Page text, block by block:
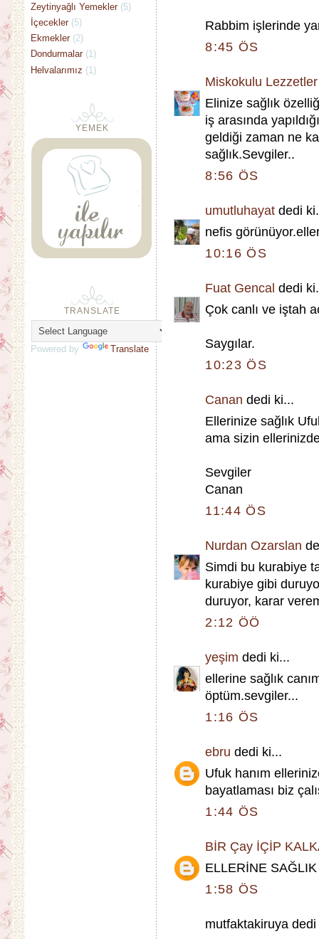
Rabbim işlerinde
8:45 ÖS
Miskokulu Lezzetler
Elinize sağlık
iş arasında
geldiği zaman ne
sağlık.Sevgiler..
8:56 ÖS
umutluhayat dedi
nefis
10:16 ÖS
Fuat Gencal dedi
Çok canlı ve iştah
Saygılar.
10:23 ÖS
Canan dedi ki...
Ellerinize sağlık
ama sizin
Sevgiler
Canan
11:44 ÖS
Nurdan Ozarslan
Simdi bu kurabiye
kurabiye gibi
duruyor, karar
2:12 ÖÖ
yeşim dedi ki...
ellerine sağlık
öptüm.sevgiler...
1:16 ÖS
ebru dedi ki...
Ufuk hanım
bayatlaması biz
1:44 ÖS
BİR Çay İÇİP
ELLERİNE
1:58 ÖS
mutfaktakiruya
Zeytinyağlı Yemekler (5)
İçecekler (5)
Ekmekler (2)
Dondurmalar (1)
Helvalarımız (1)
YEMEK
TRANSLATE
Powered by Translate